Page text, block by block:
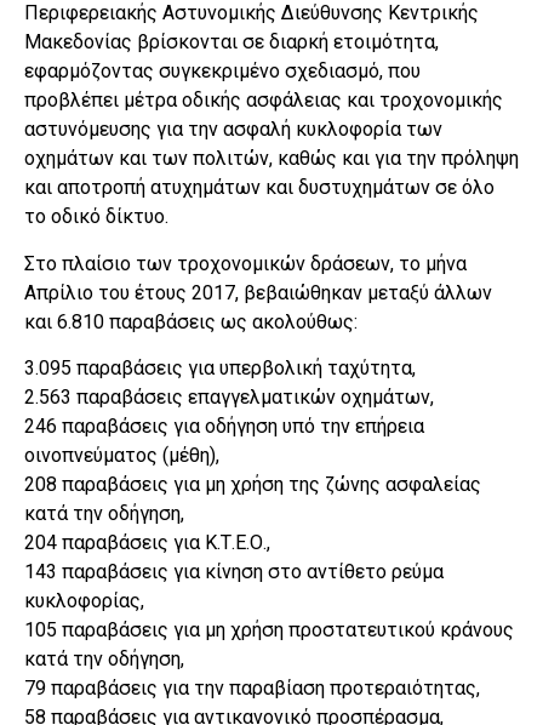
Περιφερειακής Αστυνομικής Διεύθυνσης Κεντρικής
Μακεδονίας βρίσκονται σε διαρκή ετοιμότητα,
εφαρμόζοντας συγκεκριμένο σχεδιασμό, που
προβλέπει μέτρα οδικής ασφάλειας και τροχονομικής
αστυνόμευσης για την ασφαλή κυκλοφορία των
οχημάτων και των πολιτών, καθώς και για την πρόληψη
και αποτροπή ατυχημάτων και δυστυχημάτων σε όλο
το οδικό δίκτυο.
Στο πλαίσιο των τροχονομικών δράσεων, το μήνα
Απρίλιο του έτους 2017, βεβαιώθηκαν μεταξύ άλλων
και 6.810 παραβάσεις ως ακολούθως:
3.095 παραβάσεις για υπερβολική ταχύτητα,
2.563 παραβάσεις επαγγελματικών οχημάτων,
246 παραβάσεις για οδήγηση υπό την επήρεια
οινοπνεύματος (μέθη),
208 παραβάσεις για μη χρήση της ζώνης ασφαλείας
κατά την οδήγηση,
204 παραβάσεις για Κ.Τ.Ε.Ο.,
143 παραβάσεις για κίνηση στο αντίθετο ρεύμα
κυκλοφορίας,
105 παραβάσεις για μη χρήση προστατευτικού κράνους
κατά την οδήγηση,
79 παραβάσεις για την παραβίαση προτεραιότητας,
58 παραβάσεις για αντικανονικό προσπέρασμα,